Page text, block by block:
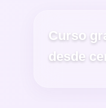
Curso
desde